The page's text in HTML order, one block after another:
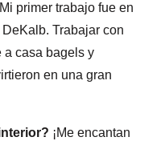
Mi primer trabajo fue en
Trabajar con
a casa bagels y
en una gran
¡Me encantan